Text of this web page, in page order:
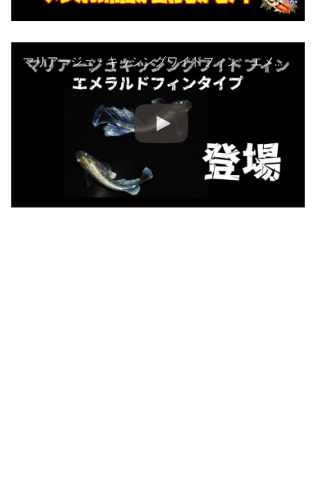
マリアージュ・キッシングワイドフィン エメラルドフィンタイプ 垂水氏の最新品種 @楽めだか どこまで進化？